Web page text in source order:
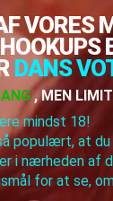
VORES
DANS
, MEN
mindst 18!
populært, at du
i nærheden af
for at se,